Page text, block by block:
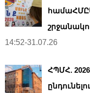
14:52-31.07.26
ՀՊՄՀ.